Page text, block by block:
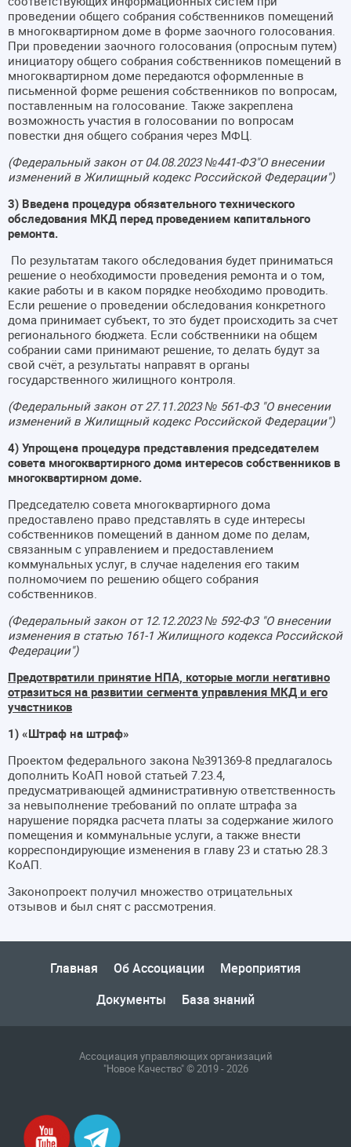
проведении общего собрания собственников помещений
в многоквартирном доме в форме заочного голосования.
При проведении заочного голосования (опросным путем)
инициатору общего собрания собственников помещений в
многоквартирном доме передаются оформленные в
письменной форме решения собственников по вопросам,
поставленным на голосование. Также закреплена
возможность участия в голосовании по вопросам
повестки дня общего собрания через МФЦ.
(Федеральный закон от 04.08.2023 №441-ФЗ"О внесении
изменений в Жилищный кодекс Российской Федерации")
3) Введена процедура обязательного технического
обследования МКД перед проведением капитального
ремонта.
По результатам такого обследования будет приниматься
решение о необходимости проведения ремонта и о том,
какие работы и в каком порядке необходимо проводить.
Если решение о проведении обследования конкретного
дома принимает субъект, то это будет происходить за счет
регионального бюджета. Если собственники на общем
собрании сами принимают решение, то делать будут за
свой счёт, а результаты направят в органы
государственного жилищного контроля.
(Федеральный закон от 27.11.2023 № 561-ФЗ "О внесении
изменений в Жилищный кодекс Российской Федерации")
4) Упрощена процедура представления председателем
совета многоквартирного дома интересов собственников в
многоквартирном доме.
Председателю совета многоквартирного дома
предоставлено право представлять в суде интересы
собственников помещений в данном доме по делам,
связанным с управлением и предоставлением
коммунальных услуг, в случае наделения его таким
полномочием по решению общего собрания
собственников.
(Федеральный закон от 12.12.2023 № 592-ФЗ "О внесении
изменения в статью 161-1 Жилищного кодекса Российской
Федерации")
Предотвратили принятие НПА, которые могли негативно
отразиться на развитии сегмента управления МКД и его
участников
1) «Штраф на штраф»
Проектом федерального закона №391369-8 предлагалось
дополнить КоАП новой статьей 7.23.4,
предусматривающей административную ответственность
за невыполнение требований по оплате штрафа за
нарушение порядка расчета платы за содержание жилого
помещения и коммунальные услуги, а также внести
корреспондирующие изменения в главу 23 и статью 28.3
КоАП.
Законопроект получил множество отрицательных
отзывов и был снят с рассмотрения.
Главная Об Ассоциации
Мероприятия
Документы
База знаний
Ассоциация управляющих организаций
"Новое Качество" © 2019 - 2026